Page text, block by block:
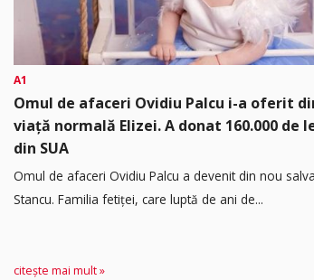
A1
Omul de afaceri Ovidiu Palcu i-a oferit
viață normală Elizei. A donat 160.000 de
din SUA
Omul de afaceri Ovidiu Palcu a devenit din nou
Stancu. Familia fetiței, care luptă de ani de...
citește mai mult »